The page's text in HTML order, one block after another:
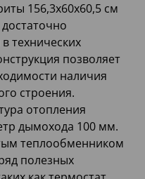
156,3х60х60,5 см
достаточно
технических
позволяет
наличия
строения.
отопления
дымохода 100 мм.
теплообменником
полезных